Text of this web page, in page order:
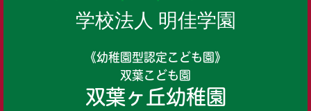
学校法人 明佳学園
《幼稚園型認定こども園》
双葉こども園
双葉ヶ丘幼稚園